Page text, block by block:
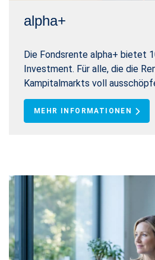
alpha+
Die Fondsrente alpha+ bietet
Investment. Für alle, die die
Kampitalmarkts voll
MEHR INFORMATIONEN